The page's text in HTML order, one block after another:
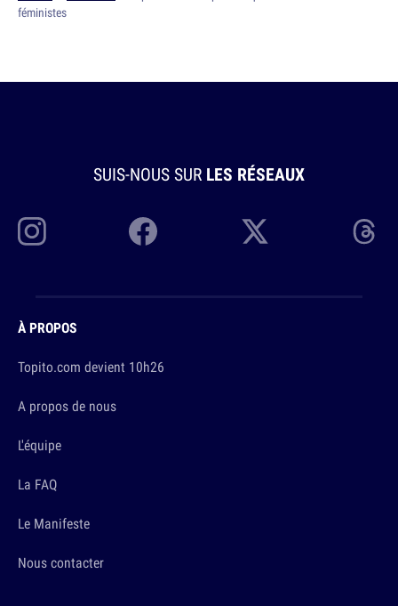
féministes
SUIS-NOUS SUR LES RÉSEAUX
À PROPOS
Topito.com devient 10h26
A propos de nous
L'équipe
La FAQ
Le Manifeste
Nous contacter